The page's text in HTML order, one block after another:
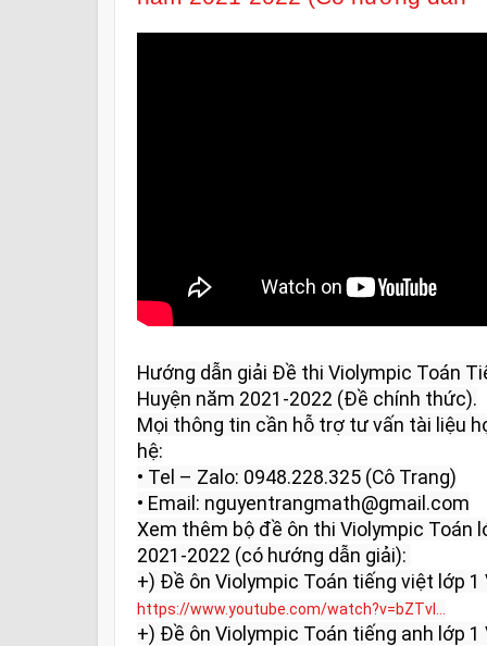
Hướng dẫn giải Đề thi Violympic Toán
Huyện năm 2021-2022 (Đề chính thức).
Mọi thông tin cần hỗ trợ tư vấn tài liệu
hệ:
• Tel – Zalo: 0948.228.325 (Cô Trang)
• Email: nguyentrangmath@gmail.com
Xem thêm bộ đề ôn thi Violympic Toán
2021-2022 (có hướng dẫn giải):
https://www.youtube.com/watch?v=bZTvl...